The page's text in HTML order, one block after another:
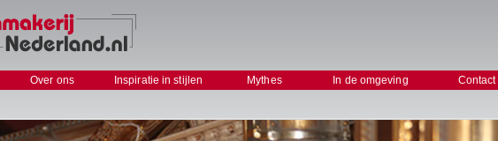
Over ons Inspiratie in stijlen Mythes In de omgeving Contact